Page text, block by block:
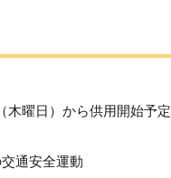
木曜日）から供用開始予定
通安全運動